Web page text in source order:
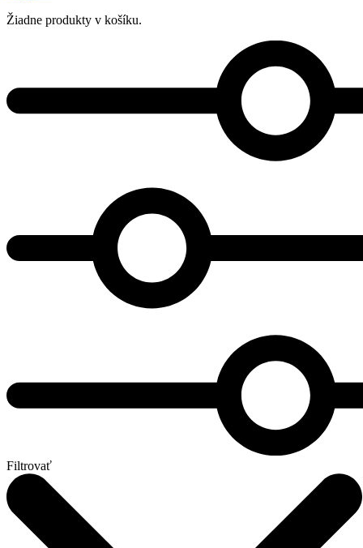
Žiadne produkty v košíku.
Filtrovať